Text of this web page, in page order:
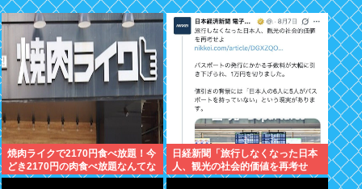
焼肉ライクで2170円食べ放題！今
どき2170円の肉食べ放題なんてな
いぞ！
日経新聞「旅行しなくなった日本
人、観光の社会的価値を再考せ
よ」→炎上www